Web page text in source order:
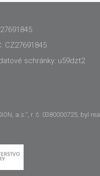
CZ27691845
schránky: u59dzt2
a.s.“, r. č. 0380000725, byl